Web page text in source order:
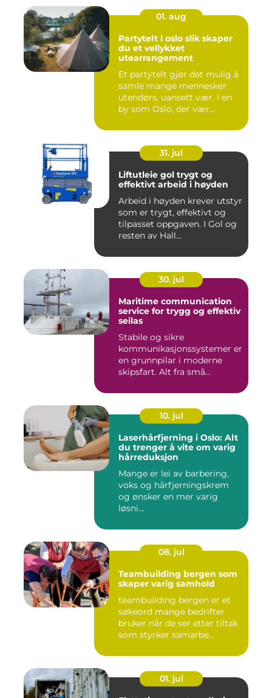
01. aug
Partytelt i oslo slik skaper
du et vellykket
utearrangement
Et partytelt gjør det mulig å
samle mange mennesker
utendørs, uansett vær. I en
by som Oslo, der vær...
31. jul
Liftutleie gol trygt og
effektivt arbeid i høyden
Arbeid i høyden krever utstyr
som er trygt, effektivt og
tilpasset oppgaven. I Gol og
resten av Hall...
30. jul
Maritime communication
service for trygg og effektiv
seilas
Stabile og sikre
kommunikasjonssystemer er
en grunnpilar i moderne
skipsfart. Alt fra små
10. jul
Laserhårfjerning i Oslo: Alt
du trenger å vite om varig
hårreduksjon
Mange er lei av barbering,
voks og hårfjerningskrem
og ønsker en mer varig
løsni...
08. jul
Teambuilding bergen som
skaper varig samhold
teambuilding bergen er et
søkeord mange bedrifter
bruker når de ser etter tiltak
som styrker samarbe...
01. jul